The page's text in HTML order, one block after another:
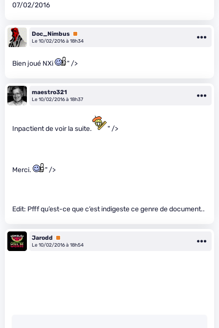
07/02/2016
Doc_Nimbus Premium
Le 10/02/2016 à 18h34
Bien joué NXi " />
maestro321
Le 10/02/2016 à 18h37
Inpactient de voir la suite. " />
Merci. " />
Edit: Pfff qu’est-ce que c’est indigeste ce genre de document..
Jarodd
Premium
Le 10/02/2016 à 18h54